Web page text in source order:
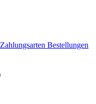
Zahlungsarten Bestellungen